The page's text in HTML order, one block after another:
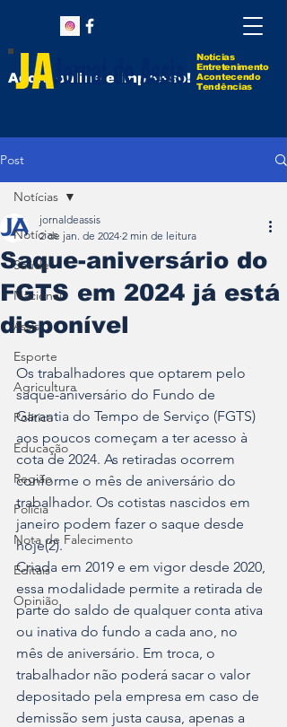
Notícias
Entretenimento
Acontecendo
Tendências
Agora online e impresso!
Post
Notícias
Saúde
Nacional
Assis
Esporte
Agricultura
Política
Educação
Região
Polícia
Nota de Falecimento
Editais
Opinião
Notícias
Saque-aniversário do
FGTS em 2024 já está
disponível
jornaldeassis
2 de jan. de 2024 2 min de leitura
Os trabalhadores que optarem pelo
saque-aniversário do Fundo de
Garantia do Tempo de Serviço (FGTS)
aos poucos começam a ter acesso à
cota de 2024. As retiradas ocorrem
conforme o mês de aniversário do
trabalhador. Os cotistas nascidos em
janeiro podem fazer o saque desde
hoje(2).
Criada em 2019 e em vigor desde 2020,
essa modalidade permite a retirada de
parte do saldo de qualquer conta ativa
ou inativa do fundo a cada ano, no
mês de aniversário. Em troca, o
trabalhador não poderá sacar o valor
depositado pela empresa em caso de
demissão sem justa causa, apenas a